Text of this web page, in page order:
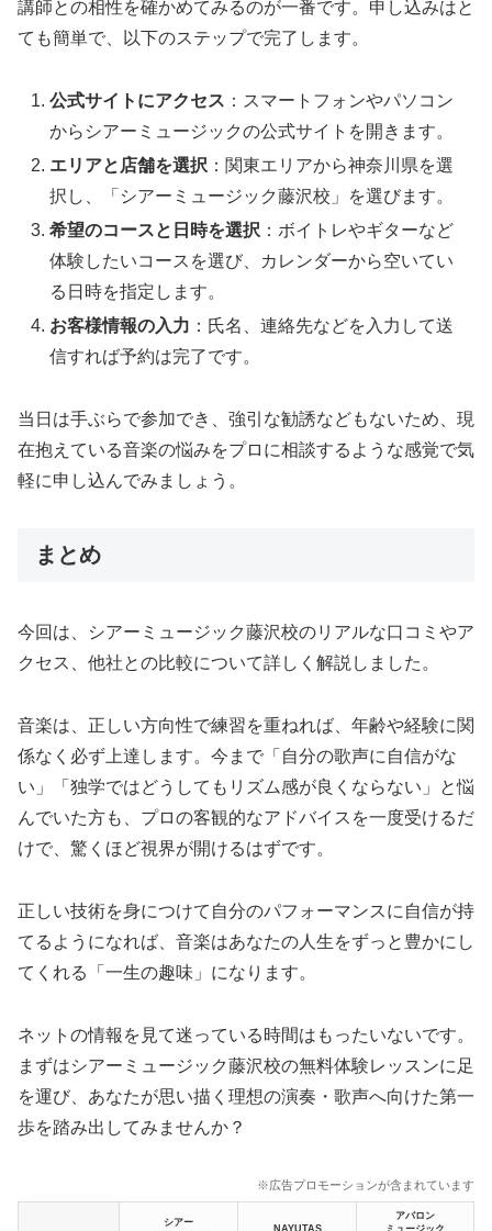
講師との相性を確かめてみるのが一番です。申し込みはと
ても簡単で、以下のステップで完了します。
公式サイトにアクセス ：スマートフォンやパソコン
からシアーミュージックの公式サイトを開きます。
エリアと店舗を選択 ：関東エリアから神奈川県を選
択し、「シアーミュージック藤沢校」を選びます。
希望のコースと日時を選択 ：ボイトレやギターなど
体験したいコースを選び、カレンダーから空いてい
る日時を指定します。
お客様情報の入力 ：氏名、連絡先などを入力して送
信すれば予約は完了です。
当日は手ぶらで参加でき、強引な勧誘などもないため、現
在抱えている音楽の悩みをプロに相談するような感覚で気
軽に申し込んでみましょう。
まとめ
今回は、シアーミュージック藤沢校のリアルな口コミやア
クセス、他社との比較について詳しく解説しました。
音楽は、正しい方向性で練習を重ねれば、年齢や経験に関
係なく必ず上達します。今まで「自分の歌声に自信がな
い」「独学ではどうしてもリズム感が良くならない」と悩
んでいた方も、プロの客観的なアドバイスを一度受けるだ
けで、驚くほど視界が開けるはずです。
正しい技術を身につけて自分のパフォーマンスに自信が持
てるようになれば、音楽はあなたの人生をずっと豊かにし
てくれる「一生の趣味」になります。
ネットの情報を見て迷っている時間はもったいないです。
まずはシアーミュージック藤沢校の無料体験レッスンに足
を運び、あなたが思い描く理想の演奏・歌声へ向けた第一
歩を踏み出してみませんか？
※広告プロモーションが含まれています
シアー
NAYUTAS
アバロン
ミュージック